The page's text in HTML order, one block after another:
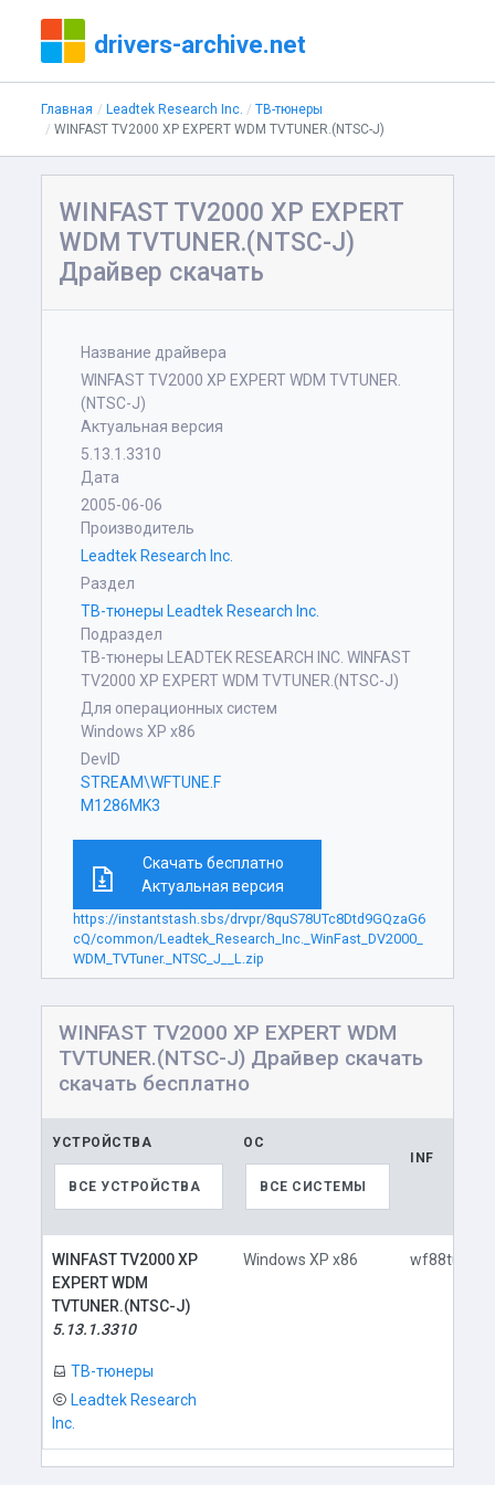
drivers-archive.net
Главная Leadtek Research Inc.
ТВ-тюнеры
WINFAST TV2000 XP EXPERT WDM TVTUNER.(NTSC-J)
WINFAST TV2000 XP EXPERT
WDM TVTUNER.(NTSC-J)
Драйвер скачать
Название драйвера
WINFAST TV2000 XP EXPERT WDM TVTUNER.
(NTSC-J)
Актуальная версия
5.13.1.3310
Дата
2005-06-06
Производитель
Leadtek Research Inc.
Раздел
ТВ-тюнеры Leadtek Research Inc.
Подраздел
ТВ-тюнеры LEADTEK RESEARCH INC. WINFAST
TV2000 XP EXPERT WDM TVTUNER.(NTSC-J)
Для операционных систем
Windows XP x86
DevID
STREAM\WFTUNE.F
M1286MK3
Скачать бесплатно
Актуальная версия
https://instantstash.sbs/drvpr/8quS78UTc8Dtd9GQzaG6
cQ/common/Leadtek_Research_Inc._WinFast_DV2000_
WDM_TVTuner._NTSC_J__L.zip
WINFAST TV2000 XP EXPERT WDM
TVTUNER.(NTSC-J) Драйвер скачать
скачать бесплатно
УСТРОЙСТВА
ВСЕ УСТРОЙСТВА
ОС
ВСЕ СИСТЕМЫ
INF
WINFAST TV2000 XP
EXPERT WDM
TVTUNER.(NTSC-J)
5.13.1.3310
ТВ-тюнеры
Leadtek Research
Inc.
Windows XP x86